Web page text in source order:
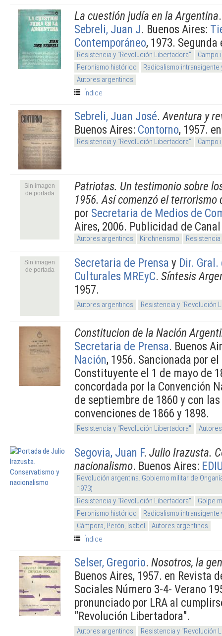
La cuestión judía en la Argentina
Sebreli, Juan J. Buenos Aires:
Contemporáneo, 1973.
Resistencia y "Revolución Libertadora"
Campo
Peronismo histórico
Radicalismo
Autores argentinos
Índice
Sebreli, Juan José.Aventura y
Buenos Aires: Contorno, 1957.
Resistencia y "Revolución Libertadora" Campo
Sin imagen
de portada
Patriotas. Un testimonio sobre
1956. Así comenzó el terrorismo
por Secretaria de Medios de
Aires, 2006. Publicidad de
Autores argentinos Kirchnerismo
Sin imagen
de portada
Secretaria de Prensa y Dir.
Culturales MREyC. Síntesis
1957.
Autores argentinos Resistencia y "Revolución
Constitucion de la Nación
Secretaria de Prensa. Buenos
Nación, 1956. Sancionada por
Constituyente el 1 de mayo de
concordada por la Convención
de septiembre de 1860 y con
convenciones de 1866 y 1898.
Resistencia y "Revolución Libertadora"
Segovia, Juan F. Julio Irazusta.
nacionalismo. Buenos Aires:
Revolución argentina. Gobierno militar de
1973)
Resistencia y "Revolución Libertadora"
Golpe
Peronismo histórico
Radicalismo
Cámpora, Perón, Isabel
Autores argentinos
Índice
Selser, Gregorio. Nosotros, la
Buenos Aires, 1957. en Revista
Sociales Número 3-4- Verano
pronunciado por LRA al
"Revolución Libertadora".
Autores argentinos
Resistencia y "Revolución